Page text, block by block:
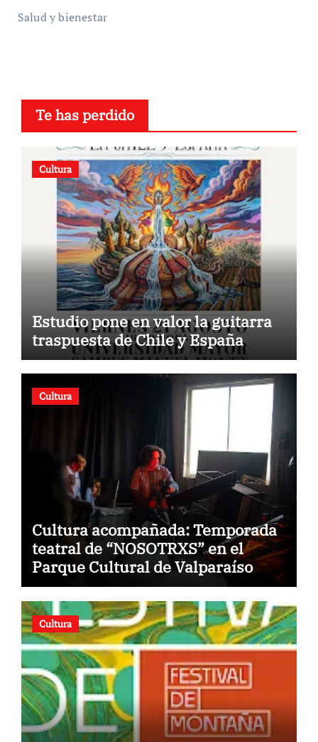
Salud y bienestar
Te has perdido
Cultura
Estudio pone en valor la guitarra
traspuesta de Chile y España
Cultura
Cultura acompañada: Temporada
teatral de “NOSOTRXS” en el
Parque Cultural de Valparaíso
Cultura